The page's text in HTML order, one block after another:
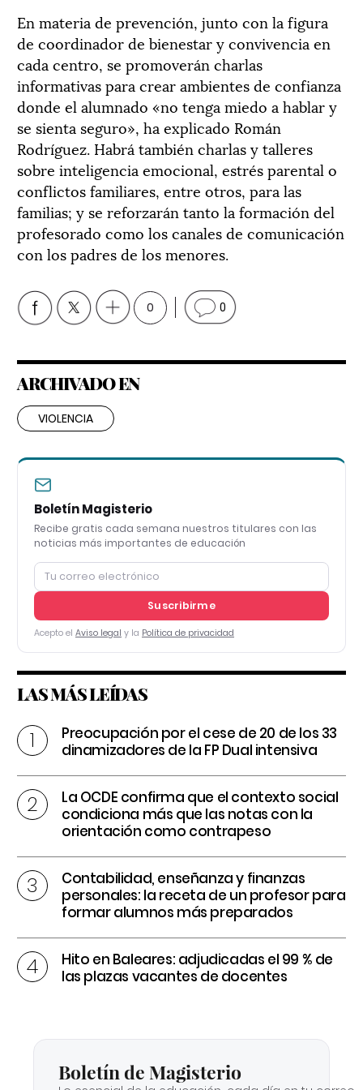
En materia de prevención, junto con la figura
de coordinador de bienestar y convivencia en
cada centro, se promoverán charlas
informativas para crear ambientes de confianza
donde el alumnado «no tenga miedo a hablar y
se sienta seguro», ha explicado Román
Rodríguez. Habrá también charlas y talleres
sobre inteligencia emocional, estrés parental o
conflictos familiares, entre otros, para las
familias; y se reforzarán tanto la formación del
profesorado como los canales de comunicación
con los padres de los menores.
0 0
ARCHIVADO EN
VIOLENCIA
Boletín Magisterio
Recibe gratis cada semana nuestros titulares con las
noticias más importantes de educación
Suscribirme
Acepto el Aviso legal y la Política de privacidad
LAS MÁS LEÍDAS
Preocupación por el cese de 20 de los 33
dinamizadores de la FP Dual intensiva
La OCDE confirma que el contexto social
condiciona más que las notas con la
orientación como contrapeso
Contabilidad, enseñanza y finanzas
personales: la receta de un profesor para
formar alumnos más preparados
Hito en Baleares: adjudicadas el 99 % de
las plazas vacantes de docentes
Boletín de Magisterio